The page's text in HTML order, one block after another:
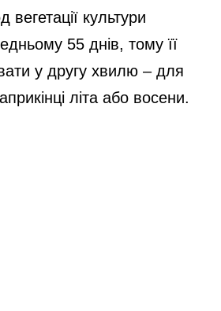
вегетації культури
55 днів, тому її
у другу хвилю – для
літа або восени.